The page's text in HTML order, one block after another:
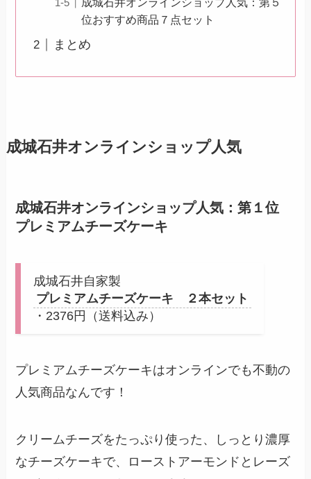
位おすすめ商品７点セット
まとめ
成城石井オンラインショップ人気
成城石井オンラインショップ人気：第１位
プレミアムチーズケーキ
成城石井自家製
プレミアムチーズケーキ ２本セット
・2376円（送料込み）
プレミアムチーズケーキはオンラインでも不動の
人気商品なんです！
クリームチーズをたっぷり使った、しっとり濃厚
なチーズケーキで、ローストアーモンドとレーズ